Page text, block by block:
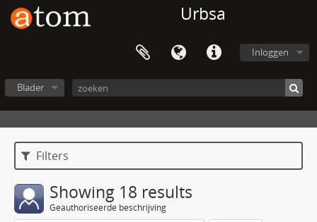
Urbsa
Inloggen
Blader
Filters
Showing 18 results
Geauthoriseerde beschrijving